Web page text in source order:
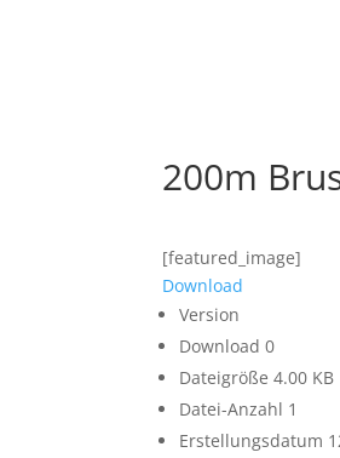
200m
[featured_image]
Download
Version
Download0
Dateigröße4.00 KB
Datei-Anzahl 1
Erstellungsdatum